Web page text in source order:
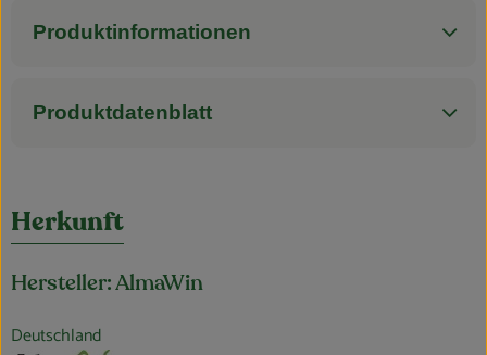
Produktinformationen
Produktdatenblatt
Herkunft
Hersteller: AlmaWin
Deutschland